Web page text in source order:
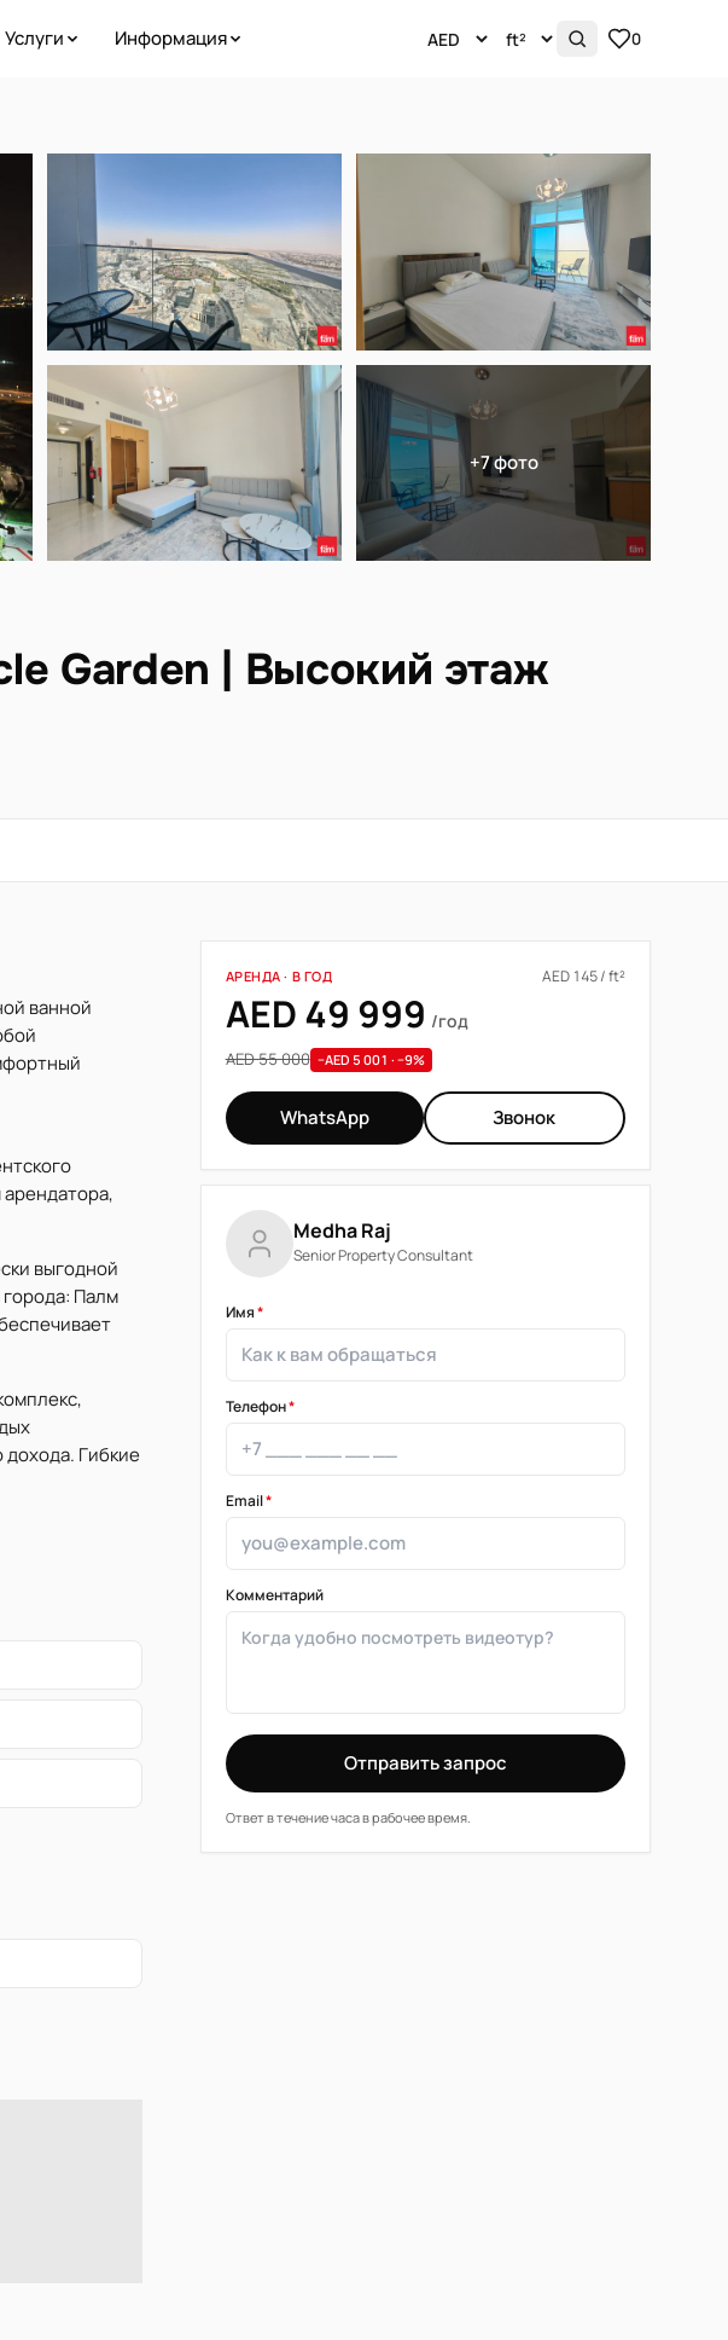
Услуги Информация 0
+7 фото
Garden | Высокий этаж
ванной
выгодной
Палм
Гибкие
АРЕНДА · В ГОД AED 145 / ft²
AED 49 999 /год
AED 55 000 −AED 5 001 · −9%
WhatsApp Звонок
Medha Raj
Senior Property Consultant
Имя*
Телефон*
Email*
Комментарий
Отправить запрос
Ответ в течение часа в рабочее время.